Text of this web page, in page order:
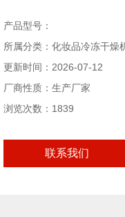
产品型号：
所属分类：化妆品冷冻干燥
更新时间：2026-07-12
厂商性质：生产厂家
浏览次数：1839
联系我们